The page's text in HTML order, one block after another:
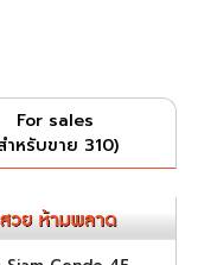
For sales
ำหรับขาย 310)